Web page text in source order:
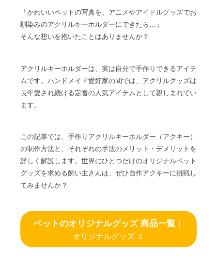
「かわいいペットの写真を、アニメやアイドルグッズでお
馴染みのアクリルキーホルダーにできたら…」
そんな想いを抱いたことはありませんか？
アクリルキーホルダーは、実は自分で手作りできるアイテ
ムです。ハンドメイド愛好家の間では、アクリルグッズは
長年愛され続ける定番の人気アイテムとして親しまれてい
ます。
この記事では、手作りアクリルキーホルダー（アクキー）
の制作方法と、それぞれの手法のメリット・デメリットを
詳しく解説します。世界にひとつだけのオリジナルペット
グッズを求める飼い主さんは、ぜひ自作アクキーに挑戦し
てみませんか？
ペットのオリジナルグッズ 商品一覧｜
オリジナルグッズ Ｚ